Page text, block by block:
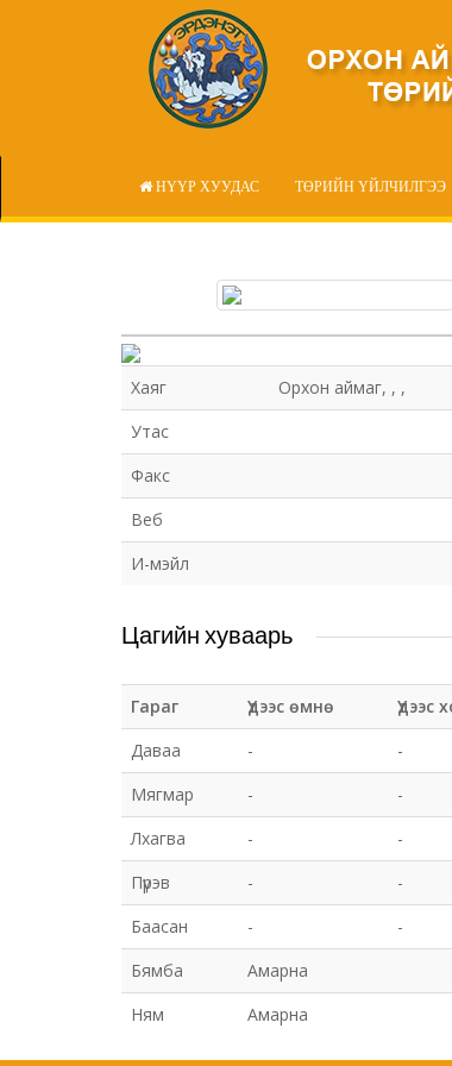
НҮҮР ХУУДАС ТӨРИЙН ҮЙЛЧИЛГЭЭ
Хаяг
Орхон аймаг, , ,
Утас
Факс
Веб
И-мэйл
Цагийн хуваарь
Гараг Үдээс өмнө
Үдээс
Даваа
-
-
Мягмар
-
-
Лхагва
-
-
Пүрэв
-
-
Баасан
-
-
Бямба
Амарна
Ням
Амарна